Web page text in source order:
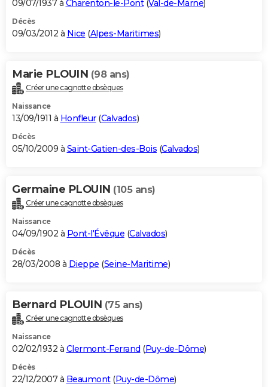
09/07/1937 à Charenton-le-Pont(Val-de-Marne)
Décès
09/03/2012 à Nice (Alpes-Maritimes)
Marie PLOUIN (98 ans)
Créer une cagnotte obsèques
Naissance
13/09/1911 à Honfleur(Calvados)
Décès
05/10/2009 à Saint-Gatien-des-Bois (Calvados)
Germaine PLOUIN (105 ans)
Créer une cagnotte obsèques
Naissance
04/09/1902 à Pont-l'Évêque (Calvados)
Décès
28/03/2008 à Dieppe (Seine-Maritime)
Bernard PLOUIN (75 ans)
Créer une cagnotte obsèques
Naissance
02/02/1932 à Clermont-Ferrand (Puy-de-Dôme)
Décès
22/12/2007 à Beaumont(Puy-de-Dôme)